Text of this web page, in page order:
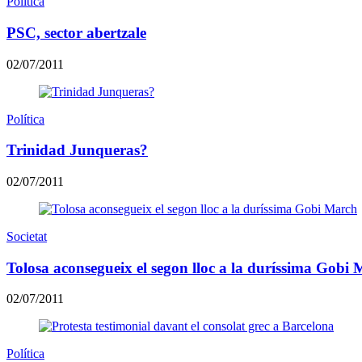
PSC, sector abertzale
02/07/2011
Política
Trinidad Junqueras?
02/07/2011
Societat
Tolosa aconsegueix el segon lloc a la duríssima Gobi
02/07/2011
Política